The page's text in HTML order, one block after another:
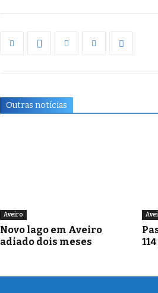
Outras notícias
Aveiro
Novo lago em Aveiro
adiado dois meses